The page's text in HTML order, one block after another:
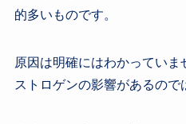
的多いものです。
原因は明確にはわかってい
ストロゲンの影響があるので